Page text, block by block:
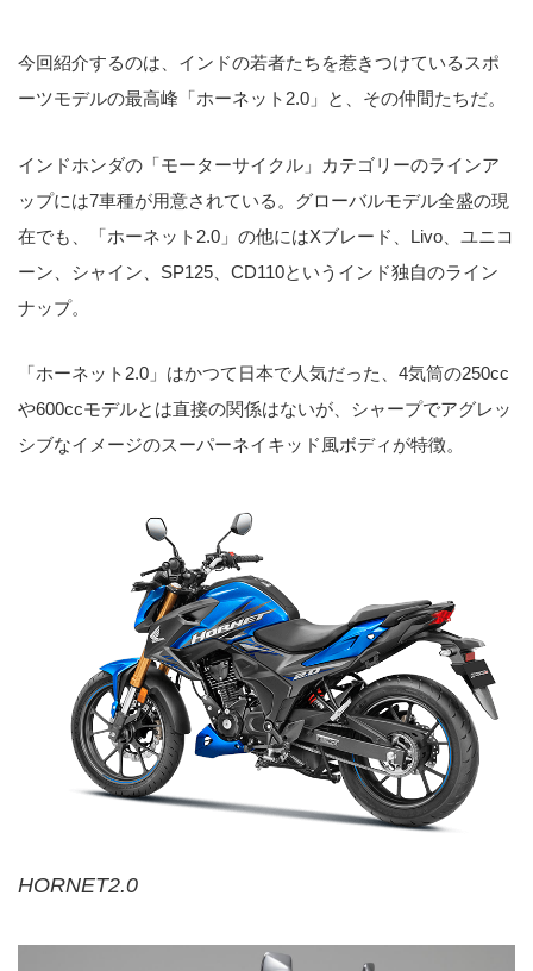
今回紹介するのは、インドの若者たちを惹きつけているスポ
ーツモデルの最高峰「ホーネット2.0」と、その仲間たちだ。
インドホンダの「モーターサイクル」カテゴリーのラインア
ップには7車種が用意されている。グローバルモデル全盛の現
在でも、「ホーネット2.0」の他にはXブレード、Livo、ユニコ
ーン、シャイン、SP125、CD110というインド独自のライン
ナップ。
「ホーネット2.0」はかつて日本で人気だった、4気筒の250cc
や600ccモデルとは直接の関係はないが、シャープでアグレッ
シブなイメージのスーパーネイキッド風ボディが特徴。
HORNET2.0